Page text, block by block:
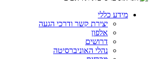
מידע כללי
יצירת קשר ודרכי הגעה
אלפון
דרושים
נהלי האוניברסיטה